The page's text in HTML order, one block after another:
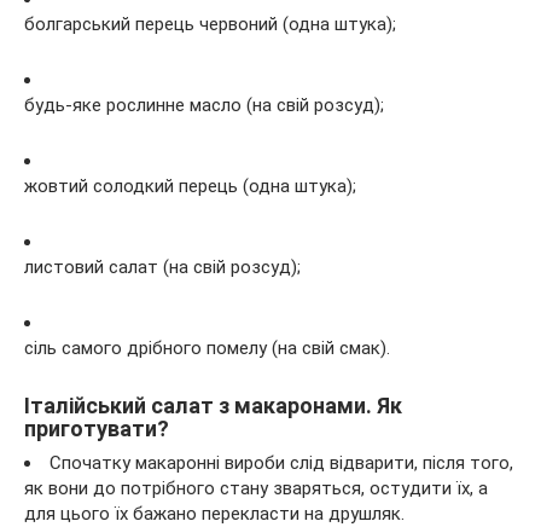
болгарський перець червоний (одна штука);
будь-яке рослинне масло (на свій розсуд);
жовтий солодкий перець (одна штука);
листовий салат (на свій розсуд);
сіль самого дрібного помелу (на свій смак).
Італійський салат з макаронами. Як
приготувати?
Спочатку макаронні вироби слід відварити, після того,
як вони до потрібного стану зваряться, остудити їх, а
для цього їх бажано перекласти на друшляк.